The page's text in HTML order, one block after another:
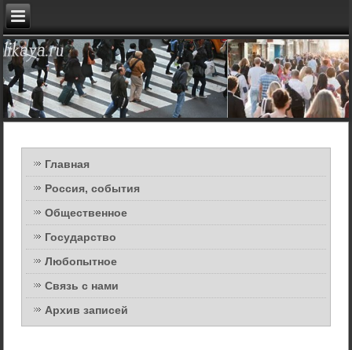
Главная
Россия, события
Общественное
Государство
Любопытное
Связь с нами
Архив записей